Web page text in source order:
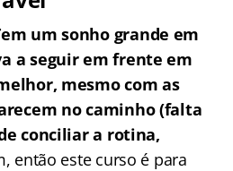
um sonho grande em
a seguir em frente em
mesmo com as
no caminho (falta
conciliar a rotina,
então este curso é para